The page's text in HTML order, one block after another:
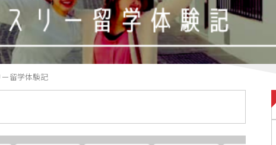
留学体験記